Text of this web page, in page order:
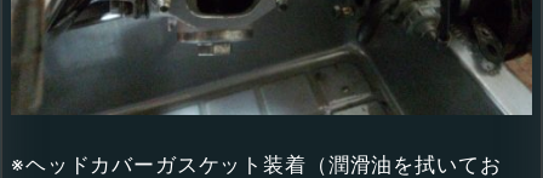
※ヘッドカバーガスケット装着（潤滑油を拭いてお